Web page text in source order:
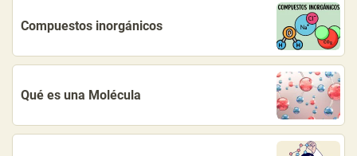
Compuestos inorgánicos
Qué es una Molécula